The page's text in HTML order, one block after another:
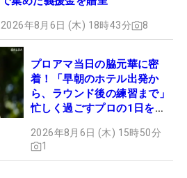
2026年8月6日 (木) 18時43分 8
プロアマ当日の脇元華に密
着！「早朝のホテル出発か
ら、ラウンド後の練習まで」
忙しく過ごすプロの1日を公
2026年8月6日 (木) 15時50分
1